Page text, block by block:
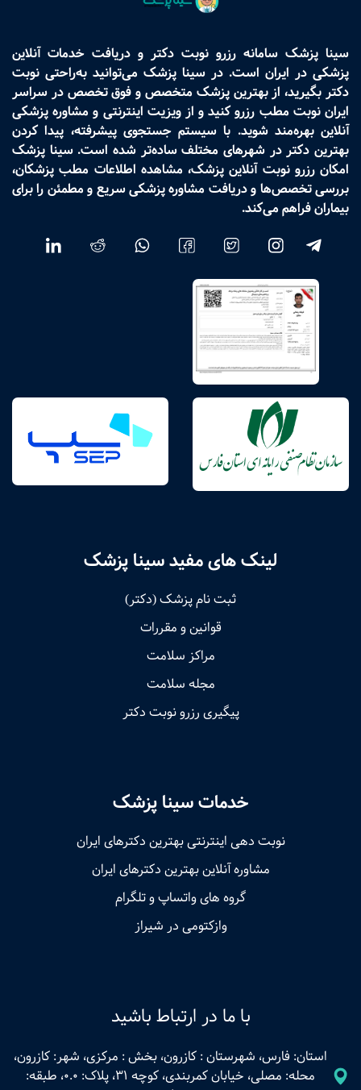
سینا پزشک سامانه رزرو نوبت دکتر و دریافت خدمات آنلاین
پزشکی در ایران است. در سینا پزشک می‌توانید به‌راحتی نوبت
دکتر بگیرید، از بهترین پزشک متخصص و فوق تخصص در سراسر
ایران نوبت مطب رزرو کنید و از ویزیت اینترنتی و مشاوره پزشکی
آنلاین بهره‌مند شوید. با سیستم جستجوی پیشرفته، پیدا کردن
بهترین دکتر در شهرهای مختلف ساده‌تر شده است. سینا پزشک
امکان رزرو نوبت آنلاین پزشک، مشاهده اطلاعات مطب پزشکان،
بررسی تخصص‌ها و دریافت مشاوره پزشکی سریع و مطمئن را برای
بیماران فراهم می‌کند.
لینک های مفید سینا پزشک
ثبت نام پزشک (دکتر)
قوانین و مقررات
مراکز سلامت
مجله سلامت
پیگیری رزرو نوبت دکتر
خدمات سینا پزشک
نوبت‌ دهی اینترنتی بهترین دکترهای ایران
مشاوره آنلاین بهترین دکترهای ایران
گروه های واتساپ و تلگرام
وازکتومی در شیراز
با ما در ارتباط باشید
استان: فارس، شهرستان : کازرون، بخش : مرکزی، شهر: کازرون،
محله: مصلی، خیابان کمربندی، کوچه 31، پلاک: 0.0، طبقه: